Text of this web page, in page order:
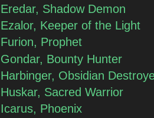
Eredar, Shadow Demon
Ezalor, Keeper of the Light
Furion, Prophet
Gondar, Bounty Hunter
Harbinger, Obsidian
Huskar, Sacred Warrior
Icarus, Phoenix